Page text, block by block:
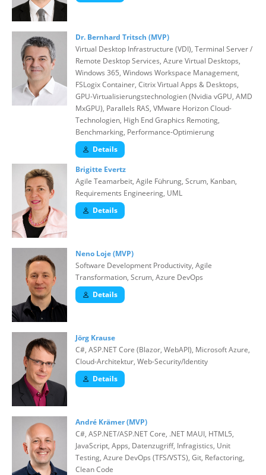
Dr. Bernhard Tritsch (MVP)
Virtual Desktop Infrastructure (VDI), Terminal Server /
Remote Desktop Services, Azure Virtual Desktops,
Windows 365, Windows Workspace Management,
FSLogix Container, Citrix Virtual Apps & Desktops,
GPU-Virtualisierungstechnologien (Nvidia vGPU, AMD
MxGPU), Parallels RAS, VMware Horizon Cloud-
Technologien, High End Graphics Remoting,
Benchmarking, Performance-Optimierung
Details
Brigitte Evertz
Agile Teamarbeit, Agile Führung, Scrum, Kanban,
Requirements Engineering, UML
Details
Neno Loje (MVP)
Software Development Productivity, Agile
Transformation, Scrum, Azure DevOps
Details
Jörg Krause
C#, ASP.NET Core (Blazor, WebAPI), Microsoft Azure,
Cloud-Architektur, Web-Security/Identity
Details
André Krämer (MVP)
C#, ASP.NET/ASP.NET Core, .NET MAUI, HTML5,
JavaScript, Apps, Datenzugriff, Infragistics, Unit
Testing, Azure DevOps (TFS/VSTS), Git, Refactoring,
Clean Code